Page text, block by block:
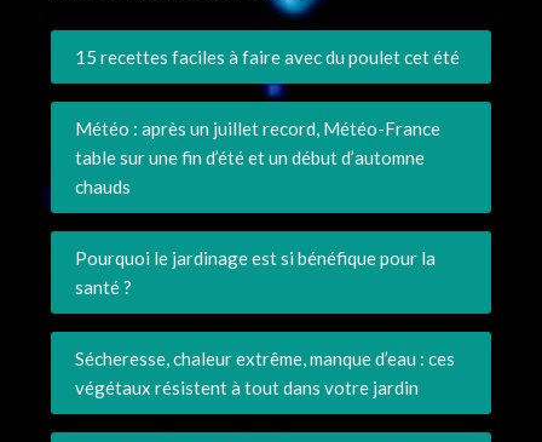
15 recettes faciles à faire avec du poulet cet été
Météo : après un juillet record, Météo-France
table sur une fin d’été et un début d’automne
chauds
Pourquoi le jardinage est si bénéfique pour la
santé ?
Sécheresse, chaleur extrême, manque d’eau : ces
végétaux résistent à tout dans votre jardin